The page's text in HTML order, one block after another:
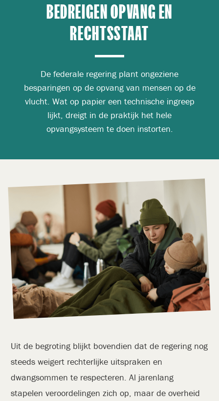
BEDREIGEN OPVANG EN
RECHTSSTAAT
De federale regering plant ongeziene
besparingen op de opvang van mensen op de
vlucht. Wat op papier een technische ingreep
lijkt, dreigt in de praktijk het hele
opvangsysteem te doen instorten.
Uit de begroting blijkt bovendien dat de regering nog
steeds weigert rechterlijke uitspraken en
dwangsommen te respecteren. Al jarenlang
stapelen veroordelingen zich op, maar de overheid